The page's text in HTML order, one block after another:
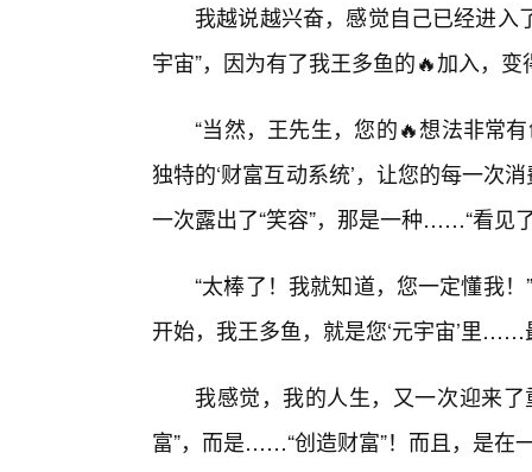
我越说越兴奋，感觉自己已经进入
宇宙”，因为有了我王多鱼的🔥加入，
“当然，王先生，您的🔥想法非常
独特的‘财富互动系统’，让您的每一次
一次露出了“笑容”，那是一种……“看见
“太棒了！我就知道，您一定懂我
开始，我王多鱼，就是您‘元宇宙’里……
我感觉，我的人生，又一次迎来
富”，而是……“创造财富”！而且，是在